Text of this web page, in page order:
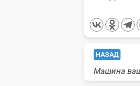
<span
НАЗАД
Машина